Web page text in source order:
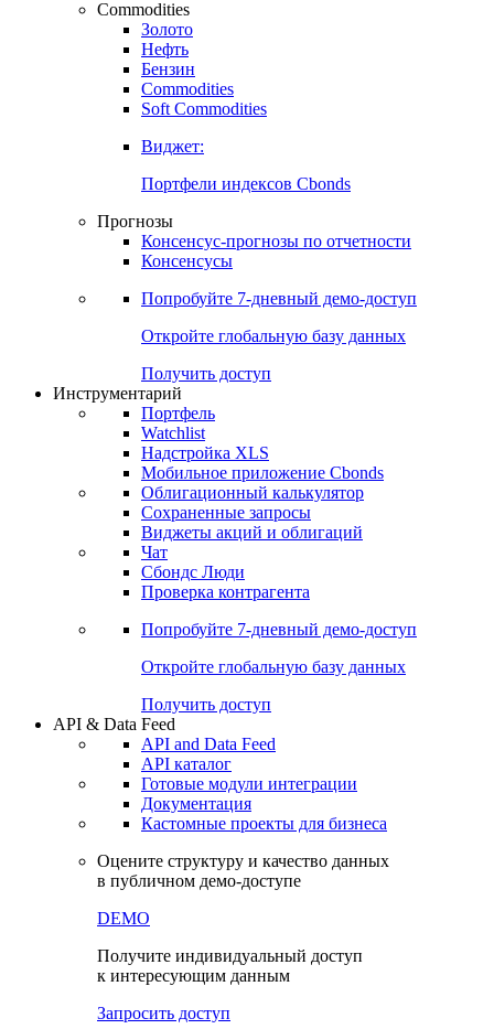
Commodities
Золото
Нефть
Бензин
Commodities
Soft Commodities
Виджет:
Портфели индексов Cbonds
Прогнозы
Консенсус-прогнозы по отчетности
Консенсусы
Попробуйте 7-дневный демо-доступ
Откройте глобальную базу данных
Получить доступ
Инструментарий
Портфель
Watchlist
Надстройка XLS
Мобильное приложение Cbonds
Облигационный калькулятор
Сохраненные запросы
Виджеты акций и облигаций
Чат
Сбондс Люди
Проверка контрагента
Попробуйте 7-дневный демо-доступ
Откройте глобальную базу данных
Получить доступ
API & Data Feed
API and Data Feed
API каталог
Готовые модули интеграции
Документация
Кастомные проекты для бизнеса
Оцените структуру и качество данных
в публичном демо-доступе
DEMO
Получите индивидуальный доступ
к интересующим данным
Запросить доступ